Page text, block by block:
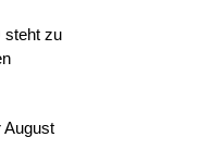
steht zu
August